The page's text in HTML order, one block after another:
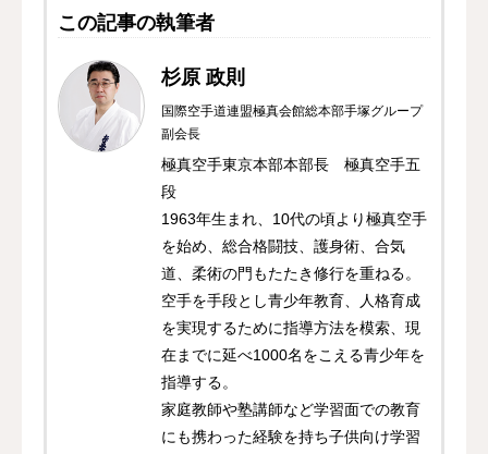
この記事の執筆者
杉原 政則
国際空手道連盟極真会館総本部手塚グループ
副会長
極真空手東京本部本部長 極真空手五
段
1963年生まれ、10代の頃より極真空手
を始め、総合格闘技、護身術、合気
道、柔術の門もたたき修行を重ねる。
空手を手段とし青少年教育、人格育成
を実現するために指導方法を模索、現
在までに延べ1000名をこえる青少年を
指導する。
家庭教師や塾講師など学習面での教育
にも携わった経験を持ち子供向け学習